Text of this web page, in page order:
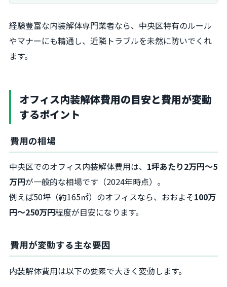
経験豊富な内装解体専門業者なら、中央区特有のルール
やマナーにも精通し、近隣トラブルを未然に防いでくれ
ます。
オフィス内装解体費用の目安と費用が変動
するポイント
費用の相場
中央区でのオフィス内装解体費用は、 1坪あたり2万円～5
万円が一般的な相場です（2024年時点）。
例えば50坪（約165㎡）のオフィスなら、おおよそ100万
円～250万円程度が目安になります。
費用が変動する主な要因
内装解体費用は以下の要素で大きく変動します。